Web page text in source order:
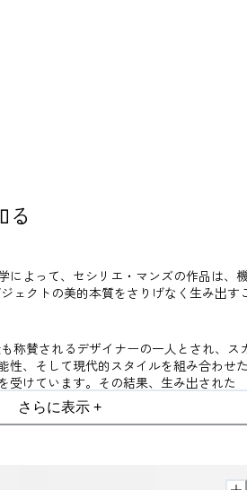
る
によって、セシリエ・マンズの作品は、
ェクトの美的本質をさりげなく生み出す
称賛されるデザイナーの一人とされ、ス
性、そして現代的スタイルを組み合わせ
受けています。その結果、生み出された
インにより、彼女は多
受賞しています。
さらに表示 +